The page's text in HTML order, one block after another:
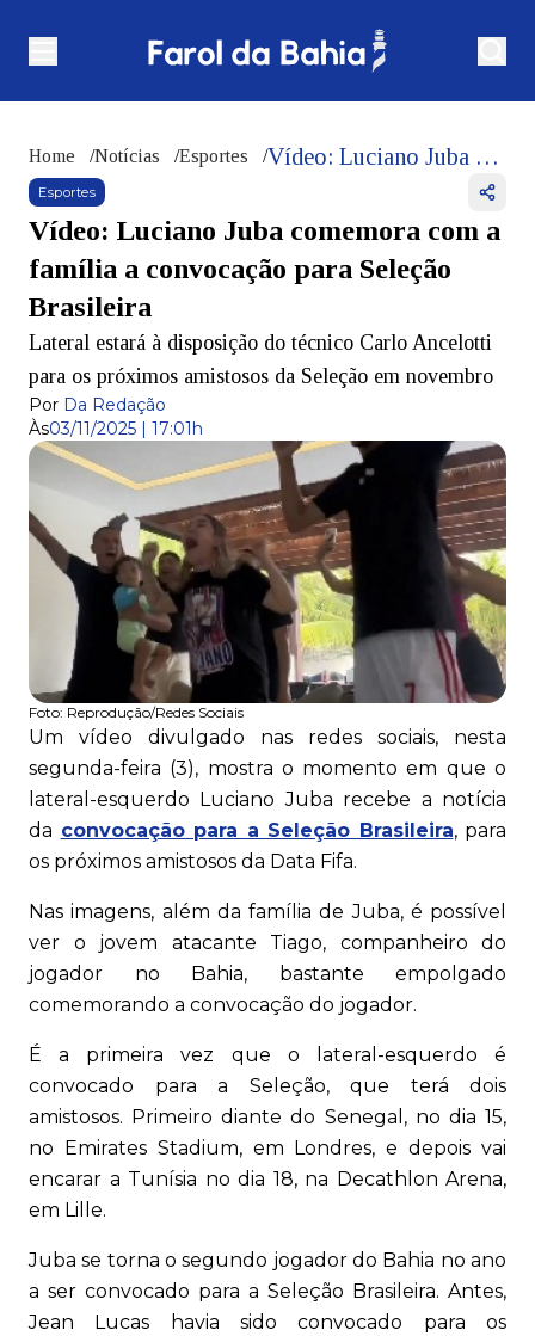
Home /Notícias /Esportes / Vídeo: Luciano Juba comemora com a família a convocação para Seleção Brasileira
Esportes
Vídeo: Luciano Juba comemora com a
família a convocação para Seleção
Brasileira
Lateral estará à disposição do técnico Carlo Ancelotti
para os próximos amistosos da Seleção em novembro
Por Da Redação
Às03/11/2025 | 17:01h
Foto: Reprodução/Redes Sociais
Um vídeo divulgado nas redes sociais, nesta
segunda-feira (3), mostra o momento em que o
lateral-esquerdo Luciano Juba recebe a notícia
da convocação para a Seleção Brasileira, para
os próximos amistosos da Data Fifa.
Nas imagens, além da família de Juba, é possível
ver o jovem atacante Tiago, companheiro do
jogador no Bahia, bastante empolgado
comemorando a convocação do jogador.
É a primeira vez que o lateral-esquerdo é
convocado para a Seleção, que terá dois
amistosos. Primeiro diante do Senegal, no dia 15,
no Emirates Stadium, em Londres, e depois vai
encarar a Tunísia no dia 18, na Decathlon Arena,
em Lille.
Juba se torna o segundo jogador do Bahia no ano
a ser convocado para a Seleção Brasileira. Antes,
Jean Lucas havia sido convocado para os